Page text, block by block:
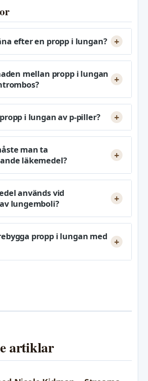
efter en propp i lungan?
mellan propp i lungan
i lungan av p-piller?
man ta
läkemedel?
används vid
lungemboli?
propp i lungan med
artiklar